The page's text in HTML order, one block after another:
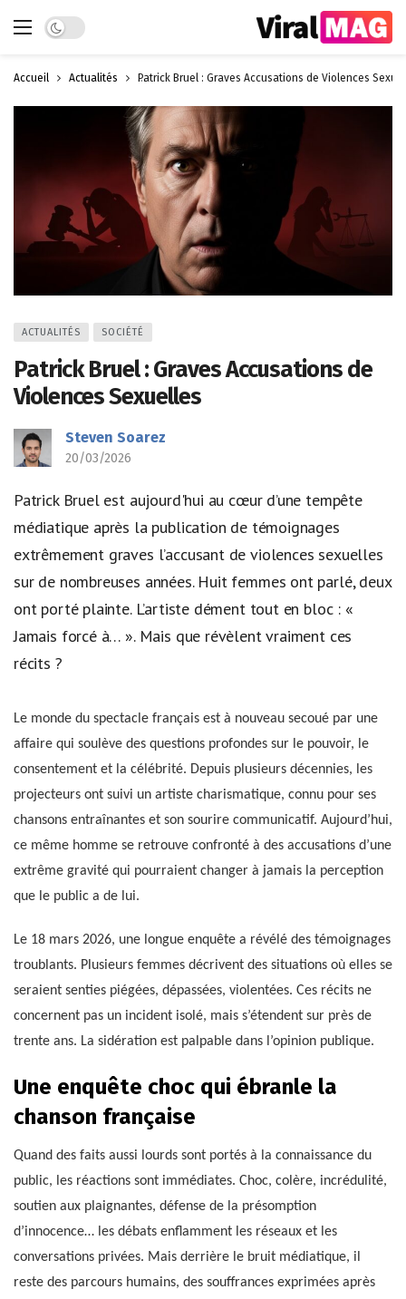
Dark mode
Accueil Actualités Patrick Bruel : Graves Accusations de Violences
ACTUALITÉS SOCIÉTÉ
Patrick Bruel : Graves Accusations de
Violences Sexuelles
Steven Soarez
20/03/2026
Patrick Bruel est aujourd'hui au cœur d’une tempête
médiatique après la publication de témoignages
extrêmement graves l’accusant de violences sexuelles
sur de nombreuses années. Huit femmes ont parlé, deux
ont porté plainte. L’artiste dément tout en bloc : «
Jamais forcé à… ». Mais que révèlent vraiment ces
récits ?
Le monde du spectacle français est à nouveau secoué par une
affaire qui soulève des questions profondes sur le pouvoir, le
consentement et la célébrité. Depuis plusieurs décennies, les
projecteurs ont suivi un artiste charismatique, connu pour ses
chansons entraînantes et son sourire communicatif. Aujourd’hui,
ce même homme se retrouve confronté à des accusations d’une
extrême gravité qui pourraient changer à jamais la perception
que le public a de lui.
Le 18 mars 2026, une longue enquête a révélé des témoignages
troublants. Plusieurs femmes décrivent des situations où elles se
seraient senties piégées, dépassées, violentées. Ces récits ne
concernent pas un incident isolé, mais s’étendent sur près de
trente ans. La sidération est palpable dans l’opinion publique.
Une enquête choc qui ébranle la
chanson française
Quand des faits aussi lourds sont portés à la connaissance du
public, les réactions sont immédiates. Choc, colère, incrédulité,
soutien aux plaignantes, défense de la présomption
d’innocence… les débats enflamment les réseaux et les
conversations privées. Mais derrière le bruit médiatique, il
reste des parcours humains, des souffrances exprimées après